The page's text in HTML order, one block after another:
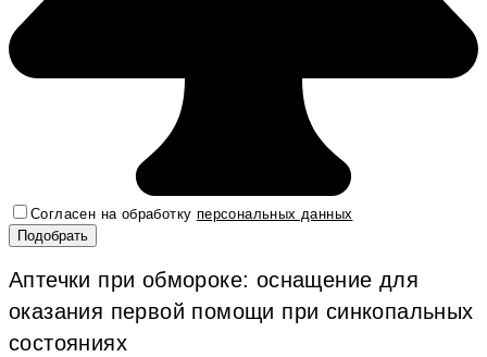
Согласен на обработку персональных данных
Аптечки при обмороке: оснащение для
оказания первой помощи при синкопальных
состояниях